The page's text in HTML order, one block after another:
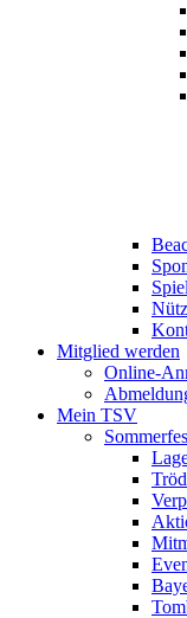
Mitglied werden
Online-
Mein TSV